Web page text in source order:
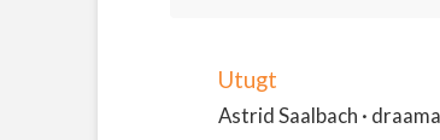
Utugt
Astrid Saalbach ·